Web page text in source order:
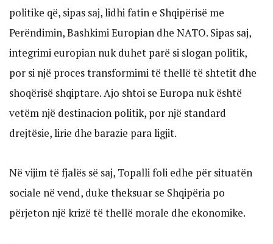
politike që, sipas saj, lidhi fatin e Shqipërisë me
Perëndimin, Bashkimi Europian dhe NATO. Sipas saj,
integrimi europian nuk duhet parë si slogan politik,
por si një proces transformimi të thellë të shtetit dhe
shoqërisë shqiptare. Ajo shtoi se Europa nuk është
vetëm një destinacion politik, por një standard
drejtësie, lirie dhe barazie para ligjit.
Në vijim të fjalës së saj, Topalli foli edhe për situatën
sociale në vend, duke theksuar se Shqipëria po
përjeton një krizë të thellë morale dhe ekonomike.